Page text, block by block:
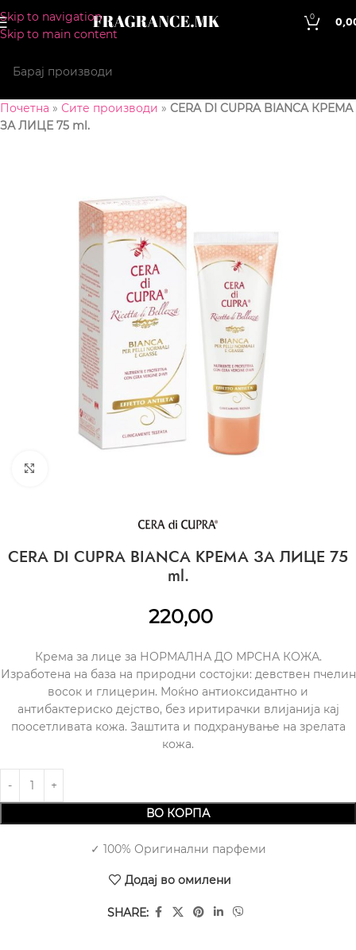
Skip to navigation
Skip to main content
0
Почетна » Сите производи » CERA DI CUPRA BIANCA КРЕМА
ЗА ЛИЦЕ 75 ml.
CERA DI CUPRA BIANCA КРЕМА ЗА ЛИЦЕ 75
ml.
220,00
Крема за лице за НОРМАЛНА ДО МРСНА КОЖА.
Изработена на база на природни состојки: девствен пчелин
восок и глицерин. Моќно антиоксидантно и
антибактериско дејство, без иритирачки влијанија кај
поосетливата кожа. Заштита и подхранување на зрелата
кожа.
ВО КОРПА
✓ 100% Оригинални парфеми
Додај во омилени
SHARE: